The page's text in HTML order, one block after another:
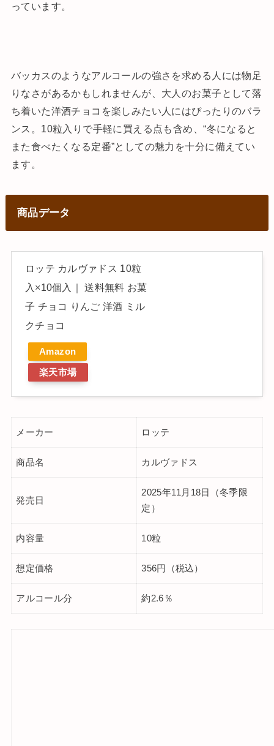
っています。
バッカスのようなアルコールの強さを求める人には物足
りなさがあるかもしれませんが、大人のお菓子として落
ち着いた洋酒チョコを楽しみたい人にはぴったりのバラ
ンス。10粒入りで手軽に買える点も含め、“冬になると
また食べたくなる定番”としての魅力を十分に備えてい
ます。
商品データ
ロッテ カルヴァドス 10粒
入×10個入｜ 送料無料 お菓
子 チョコ りんご 洋酒 ミル
クチョコ
Amazon
楽天市場
メーカー ロッテ
商品名 カルヴァドス
発売日
2025年11月18日（冬季限
定）
内容量 10粒
想定価格 356円（税込）
アルコール分 約2.6％